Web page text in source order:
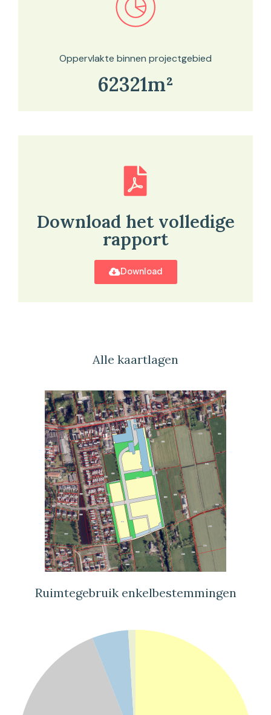
Bekijk in onze kaartviewer
Oppervlakte binnen projectgebied
62321m²
Download het volledige
rapport
Download
Alle kaartlagen
Ruimtegebruik enkelbestemmingen